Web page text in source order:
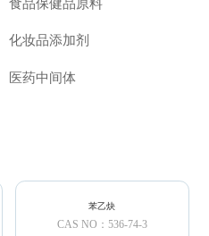
化妆品添加剂
医药中间体
苯乙炔
CAS NO：536-74-3